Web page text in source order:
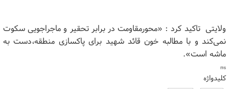
ولایتی تاکید کرد : «محورمقاومت در برابر تحقیر و ماجراجویی سکوت
نمی‌کند و با مطالبه خون قائد شهید برای پاکسازی منطقه،دست به
ماشه است».
ms
کلیدواژه